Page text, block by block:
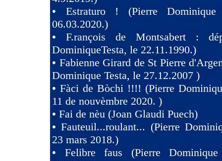
• Estraturo ! (Pierre
06.03.2020.)
• F.rançois de Montsabert :
DominiqueTesta, le 22.11.1990.)
• Fabienne Girard de St Pierre
Dominique Testa, le 27.12.2007 )
• Fàci de Bòchi !!!! (Pierre
11 de nouvèmbre 2020. )
• Fai de nèu (Joan Glaudi Puech)
•Fauteuil...roulant... (Pierre
23 mars 2018.)
• Felibre faus (Pierre